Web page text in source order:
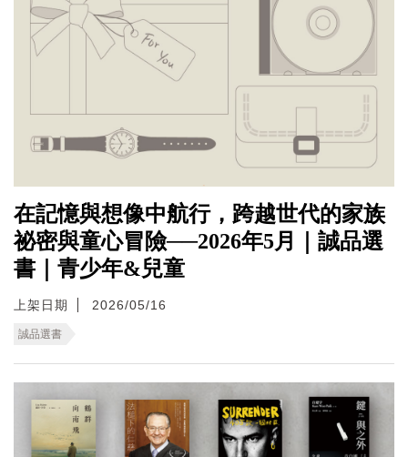
在記憶與想像中航行，跨越世代的家族
祕密與童心冒險──2026年5月｜誠品選
書｜青少年&兒童
上架日期 2026/05/16
誠品選書